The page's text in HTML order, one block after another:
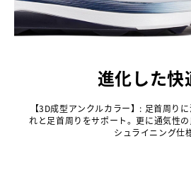
進化した快
【3D成型アンクルカラー】: 足首周り
れと足首周りをサポート。更に通気性
シュライニング仕様